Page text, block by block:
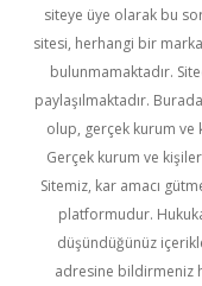
siteye üye olarak bu
sitesi, herhangi bir
bulunmamaktadır.
paylaşılmaktadır.
olup, gerçek kurum ve
Gerçek kurum ve
Sitemiz, kar amacı
platformudur.
düşündüğünüz
adresine bildirmeniz